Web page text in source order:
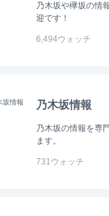
乃木坂や欅坂の情
迎です！
6,494ウォッチ
乃木坂情報
乃木坂の情報を専
ます。
731ウォッチ